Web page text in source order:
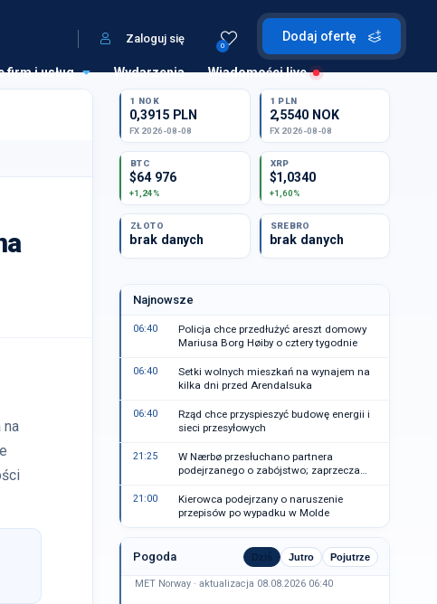
Dodaj ofertę
0
Zaloguj się
firm i usług Wydarzenia Wiadomości live
na
1 NOK
0,3915 PLN
FX 2026-08-08
1 PLN
2,5540 NOK
FX 2026-08-08
BTC
$64 976
+1,24%
XRP
$1,0340
+1,60%
ZŁOTO
brak danych
SREBRO
brak danych
Najnowsze
06:40
Policja chce przedłużyć areszt domowy
Mariusa Borg Høiby o cztery tygodnie
06:40
Setki wolnych mieszkań na wynajem na
kilka dni przed Arendalsuka
06:40
Rząd chce przyspieszyć budowę energii i
sieci przesyłowych
21:25
W Nærbø przesłuchano partnera
podejrzanego o zabójstwo; zaprzecza
21:00
Kierowca podejrzany o naruszenie
przepisów po wypadku w Molde
Pogoda Dziś Jutro Pojutrze
MET Norway · aktualizacja 08.08.2026 06:40